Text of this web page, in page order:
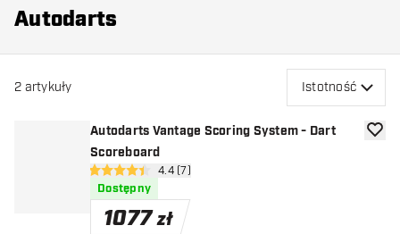
Autodarts
2 artykuły Istotność
Autodarts Vantage Scoring System - Dart
Scoreboard
otwórz panel recenzji
4.4 gwiazdki oceny
4.4 (7)
Dostępny
1077 zł